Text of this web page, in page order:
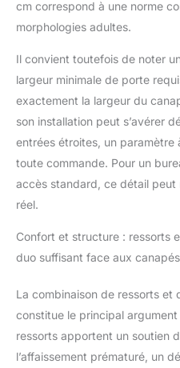
cm correspond à une norme
morphologies adultes.
Il convient toutefois de noter
largeur minimale de porte
exactement la largeur du
son installation peut s’avérer
entrées étroites, un
toute commande. Pour un
accès standard, ce détail
réel.
Confort et structure : ressorts
duo suffisant face aux
La combinaison de ressorts et
constitue le principal
ressorts apportent un soutien
l’affaissement prématuré, un